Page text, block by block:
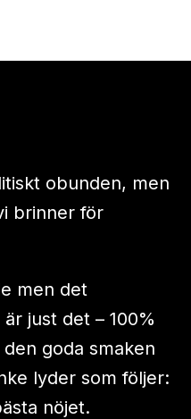
obunden, men
brinner för
men det
just det – 100%
goda smaken
lyder som följer:
nöjet.